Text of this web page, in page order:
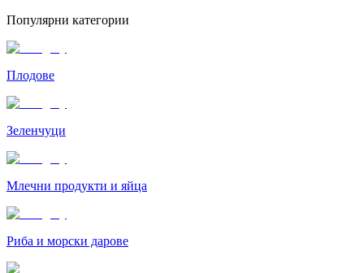
Популярни категории
Плодове
Зеленчуци
Млечни продукти и яйца
Риба и морски дарове